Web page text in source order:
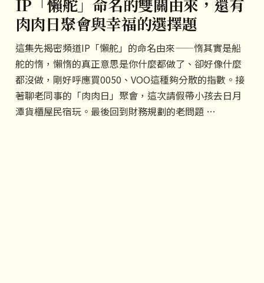
IP「懶舵」命名的雙關由來，還有
肉肉日聚會與幸福的選擇題
這集先揭密頻道IP「懶舵」的命名由來——惰其實是船
舵的惰，懶惰的真正意思是你什麼都做了、卻好像什麼
都沒做，剛好呼應買0050、VOO這種夠分散的指數。接
著聊老同事的「肉肉日」聚會，這次請假帶小孩去日月
潭貨櫃屋民宿玩。最後回到財務規劃的老問題 …